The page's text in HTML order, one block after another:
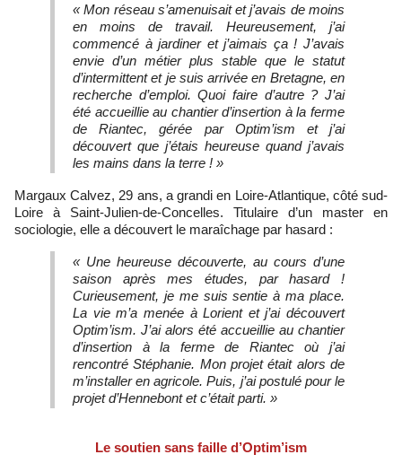
« Mon réseau s’amenuisait et j’avais de moins
en moins de travail. Heureusement, j’ai
commencé à jardiner et j’aimais ça ! J’avais
envie d’un métier plus stable que le statut
d’intermittent et je suis arrivée en Bretagne, en
recherche d’emploi. Quoi faire d’autre ? J’ai
été accueillie au chantier d’insertion à la ferme
de Riantec, gérée par Optim’ism et j’ai
découvert que j’étais heureuse quand j’avais
les mains dans la terre ! »
Margaux Calvez, 29 ans, a grandi en Loire-Atlantique, côté sud-
Loire à Saint-Julien-de-Concelles. Titulaire d’un master en
sociologie, elle a découvert le maraîchage par hasard :
« Une heureuse découverte, au cours d’une
saison après mes études, par hasard !
Curieusement, je me suis sentie à ma place.
La vie m’a menée à Lorient et j’ai découvert
Optim’ism. J’ai alors été accueillie au chantier
d’insertion à la ferme de Riantec où j’ai
rencontré Stéphanie. Mon projet était alors de
m’installer en agricole. Puis, j’ai postulé pour le
projet d’Hennebont et c’était parti. »
Le soutien sans faille d’Optim’ism